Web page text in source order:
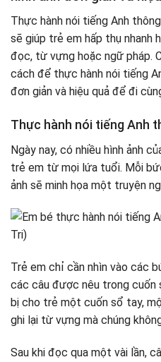
Thực hành nói tiếng Anh
sẽ giúp trẻ em hấp thụ nhanh
đọc, từ vựng hoặc ngữ pháp.
cách để thực hành nói tiếng
đơn giản và hiệu quả để đi
Thực hành nói tiếng Anh
Ngày nay, có nhiều hình ảnh
trẻ em từ mọi lứa tuổi. Mỗi
ảnh sẽ minh họa một truyện
Trẻ em chỉ cần nhìn vào các
các câu được nêu trong cuốn
bị cho trẻ một cuốn sổ tay,
ghi lại từ vựng mà chúng
Sau khi đọc qua một vài lần,